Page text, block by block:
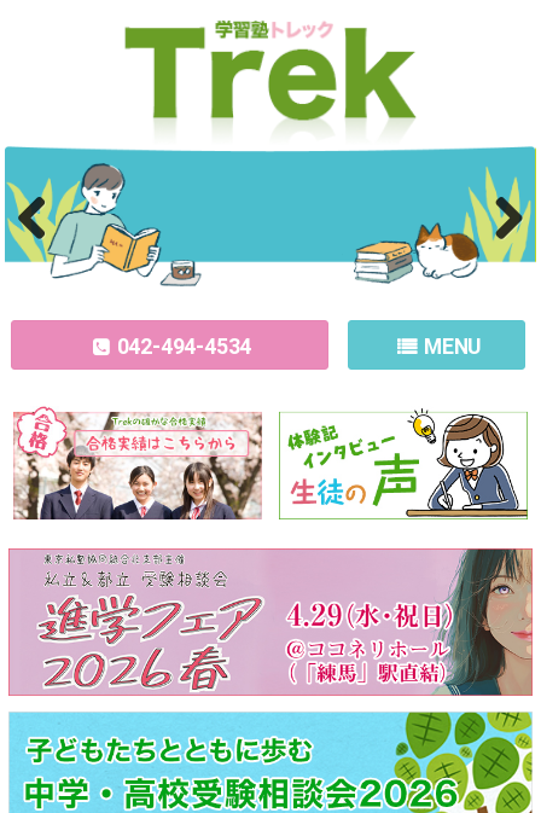
Previous Next
042-494-4534 MENU